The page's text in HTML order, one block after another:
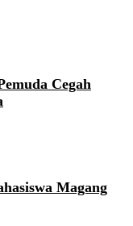
Cegah
Magang